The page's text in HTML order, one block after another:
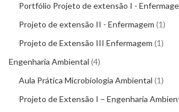
Portfólio Projeto de extensão I -
Projeto de extensão II - Enfermagem 1
Projeto de Extensão III Enfermagem 1
Engenharia Ambiental 4
Aula Prática Microbiologia Ambiental 1
Projeto de Extensão I – Engenharia